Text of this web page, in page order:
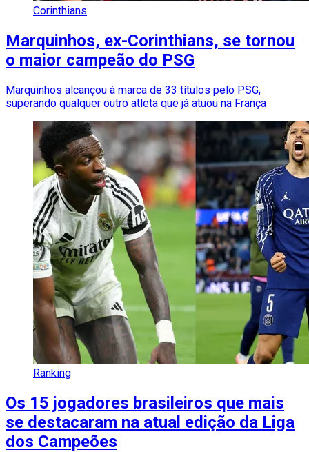
Corinthians
Marquinhos, ex-Corinthians, se tornou
o maior campeão do PSG
Marquinhos alcançou à marca de 33 títulos pelo PSG,
superando qualquer outro atleta que já atuou na França
Ranking
Os 15 jogadores brasileiros que mais
se destacaram na atual edição da Liga
dos Campeões